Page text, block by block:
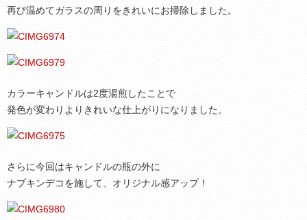
再び温めてガラスの周りをきれいにお掃除しました。
カラーキャンドルは2度湯煎したことで
発色が変わりよりきれいな仕上がりになりました。
さらに今回はキャンドルの瓶の外に
ナプキンデコを施して、オリジナル感アップ！